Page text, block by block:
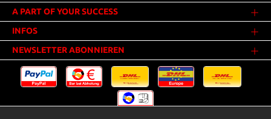
A PART OF YOUR SUCCESS
INFOS
NEWSLETTER ABONNIEREN